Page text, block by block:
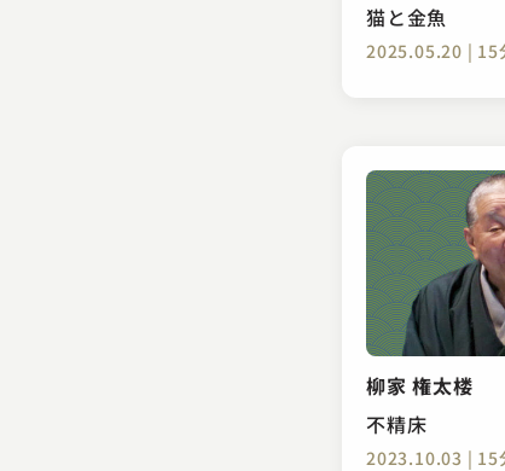
猫と金魚
2025.05.20 | 15
柳家 権太楼
不精床
2023.10.03 | 15